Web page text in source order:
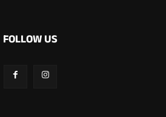
FOLLOW US